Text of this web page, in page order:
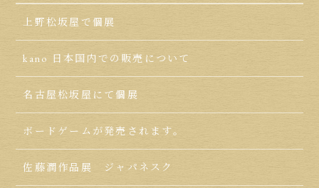
上野松坂屋で個展
kano 日本国内での販売について
名古屋松坂屋にて個展
ボードゲームが発売されます。
佐藤潤作品展 ジャパネスク